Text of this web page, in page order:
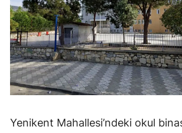
Yenikent Mahallesi’ndeki okul